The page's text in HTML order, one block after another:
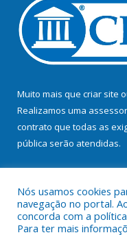
Muito mais que criar site
Realizamos uma
contrato que todas as
pública serão atendidas.
Nós usamos cookies
navegação no portal.
concorda com a
Para ter mais